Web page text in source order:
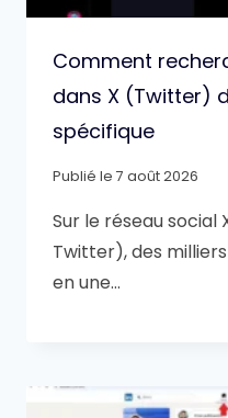
Comment
dans X (Twitter)
spécifique
Publié le 7 août 2026
Sur le réseau
Twitter), des
en une…